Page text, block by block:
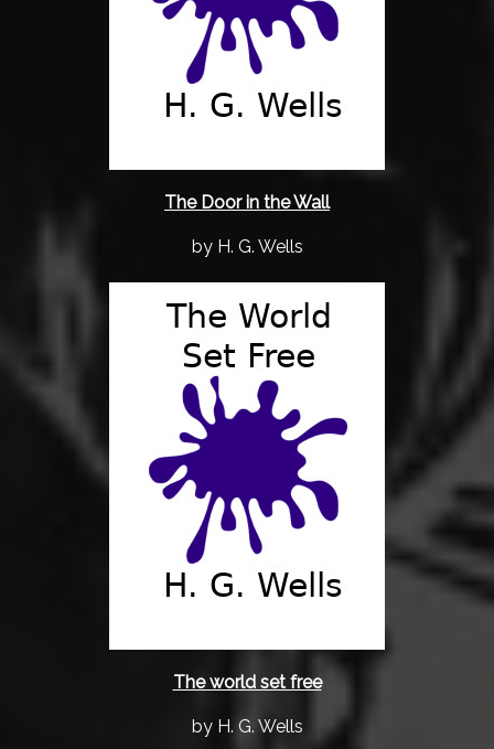
The Door in the Wall
by H. G. Wells
The world set free
by H. G. Wells